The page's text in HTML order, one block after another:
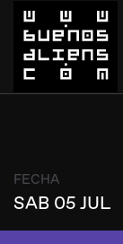
FECHA
SAB 05 JUL